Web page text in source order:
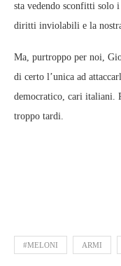
sta vedendo sconfitti
diritti inviolabili e la
Ma, purtroppo per noi,
di certo l’unica ad
democratico, cari italiani.
troppo tardi.
#MELONI ARMI